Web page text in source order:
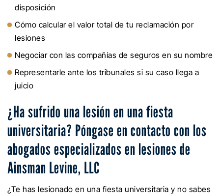
disposición
Cómo calcular el valor total de tu reclamación por
lesiones
Negociar con las compañías de seguros en su nombre
Representarle ante los tribunales si su caso llega a
juicio
¿Ha sufrido una lesión en una fiesta
universitaria? Póngase en contacto con los
abogados especializados en lesiones de
Ainsman Levine, LLC
¿Te has lesionado en una fiesta universitaria y no sabes